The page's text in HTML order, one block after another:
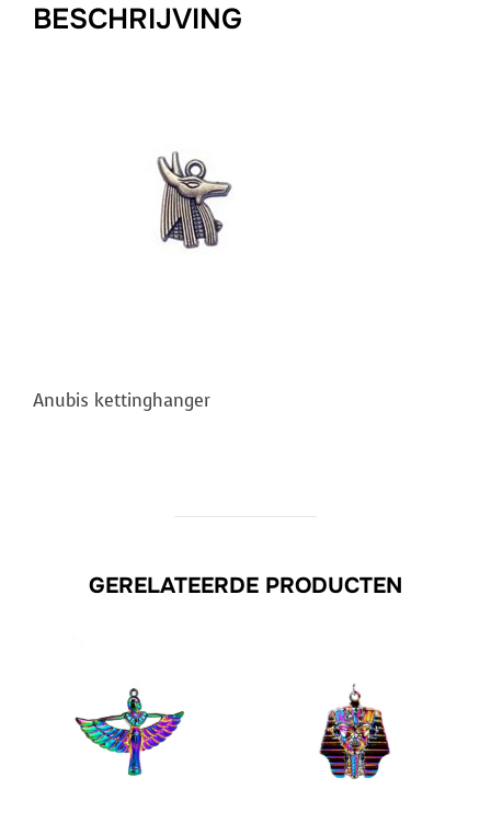
BESCHRIJVING
Anubis kettinghanger
GERELATEERDE PRODUCTEN